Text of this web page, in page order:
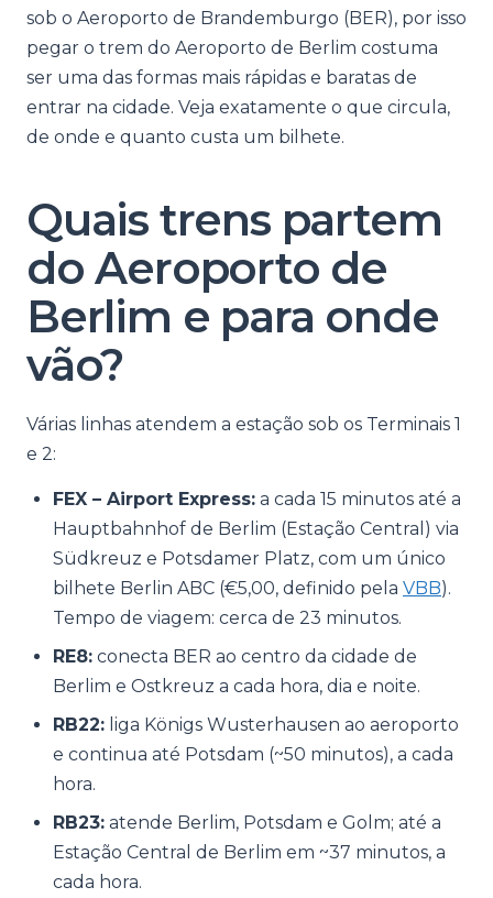
sob o Aeroporto de Brandemburgo (BER), por isso
pegar o trem do Aeroporto de Berlim costuma
ser uma das formas mais rápidas e baratas de
entrar na cidade. Veja exatamente o que circula,
de onde e quanto custa um bilhete.
Quais trens partem
do Aeroporto de
Berlim e para onde
vão?
Várias linhas atendem a estação sob os Terminais 1
e 2:
FEX – Airport Express: a cada 15 minutos até a
Hauptbahnhof de Berlim (Estação Central) via
Südkreuz e Potsdamer Platz, com um único
bilhete Berlin ABC (€5,00, definido pela VBB).
Tempo de viagem: cerca de 23 minutos.
RE8: conecta BER ao centro da cidade de
Berlim e Ostkreuz a cada hora, dia e noite.
RB22: liga Königs Wusterhausen ao aeroporto
e continua até Potsdam (~50 minutos), a cada
hora.
RB23: atende Berlim, Potsdam e Golm; até a
Estação Central de Berlim em ~37 minutos, a
cada hora.